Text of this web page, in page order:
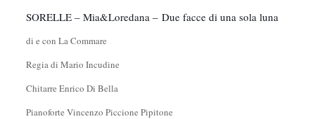
SORELLE – Mia&Loredana – Due facce di una sola luna
di e con La Commare
Regia di Mario Incudine
Chitarre Enrico Di Bella
Pianoforte Vincenzo Piccione Pipitone